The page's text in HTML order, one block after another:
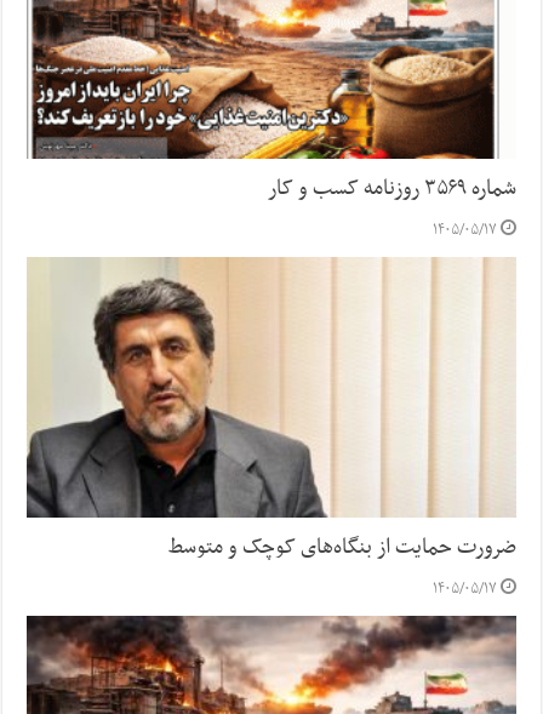
شماره ۳۵۶۹ روزنامه کسب و کار
۱۴۰۵/۰۵/۱۷
ضرورت حمایت از بنگاه‌های کوچک و متوسط
۱۴۰۵/۰۵/۱۷